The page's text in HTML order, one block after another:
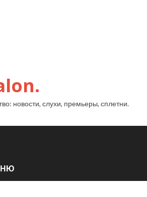
новости, слухи, премьеры, сплетни.